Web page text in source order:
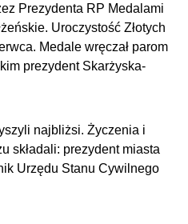
Prezydenta RP Medalami
Uroczystość Złotych
Medale wręczał parom
prezydent Skarżyska-
najbliżsi. Życzenia i
składali: prezydent miasta
Urzędu Stanu Cywilnego